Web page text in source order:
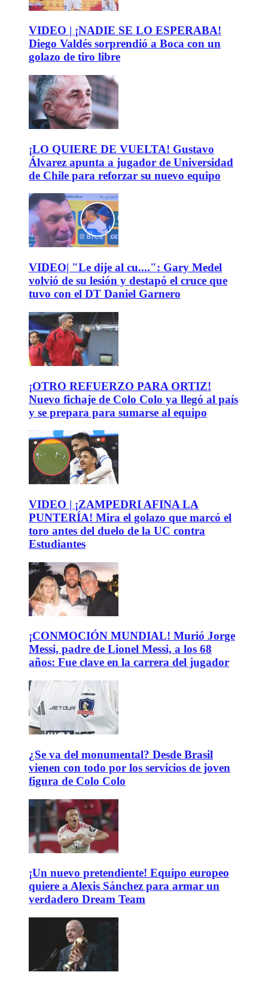
VIDEO | ¡NADIE SE LO ESPERABA!
Diego Valdés sorprendió a Boca con un
golazo de tiro libre
¡LO QUIERE DE VUELTA! Gustavo
Álvarez apunta a jugador de Universidad
de Chile para reforzar su nuevo equipo
VIDEO| "Le dije al cu....": Gary Medel
volvió de su lesión y destapó el cruce que
tuvo con el DT Daniel Garnero
¡OTRO REFUERZO PARA ORTIZ!
Nuevo fichaje de Colo Colo ya llegó al país
y se prepara para sumarse al equipo
VIDEO | ¡ZAMPEDRI AFINA LA
PUNTERÍA! Mira el golazo que marcó el
toro antes del duelo de la UC contra
Estudiantes
¡CONMOCIÓN MUNDIAL! Murió Jorge
Messi, padre de Lionel Messi, a los 68
años: Fue clave en la carrera del jugador
¿Se va del monumental? Desde Brasil
vienen con todo por los servicios de joven
figura de Colo Colo
¡Un nuevo pretendiente! Equipo europeo
quiere a Alexis Sánchez para armar un
verdadero Dream Team